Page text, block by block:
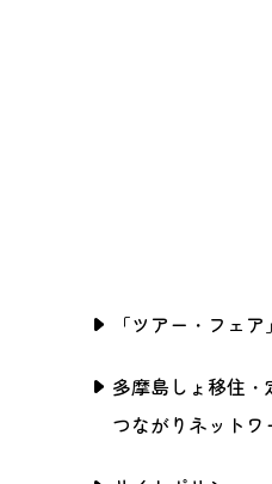
「ツアー・フェ
多摩島しょ移住・
つながりネットワ